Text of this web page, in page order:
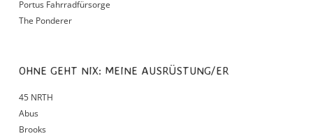
Portus Fahrradfürsorge
The Ponderer
OHNE GEHT NIX: MEINE AUSRÜSTUNG/ER
45 NRTH
Abus
Brooks